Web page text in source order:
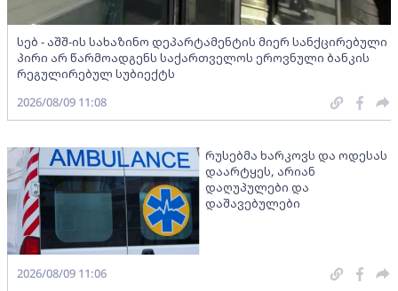
სებ - აშშ-ის სახაზინო დეპარტამენტის მიერ სანქცირებული
პირი არ წარმოადგენს საქართველოს ეროვნული ბანკის
რეგულირებულ სუბიექტს
2026/08/09 11:08
რუსებმა ხარკოვს და ოდესას
დაარტყეს, არიან
დაღუპულები და
დაშავებულები
2026/08/09 11:06